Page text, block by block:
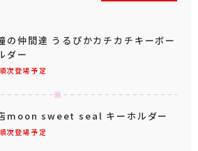
次登場予定
の仲間達 うるぴかカチカチキーボー
ダー
次登場予定
moon sweet seal キーホルダー